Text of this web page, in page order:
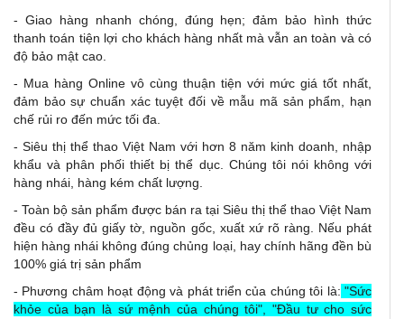
- Giao hàng nhanh chóng, đúng hẹn; đảm bảo hình thức
thanh toán tiện lợi cho khách hàng nhất mà vẫn an toàn và có
độ bảo mật cao.
- Mua hàng Online vô cùng thuận tiện với mức giá tốt nhất,
đảm bảo sự chuẩn xác tuyệt đối về mẫu mã sản phẩm, hạn
chế rủi ro đến mức tối đa.
- Siêu thị thể thao Việt Nam với hơn 8 năm kinh doanh, nhập
khẩu và phân phối thiết bị thể dục. Chúng tôi nói không với
hàng nhái, hàng kém chất lượng.
- Toàn bộ sản phẩm được bán ra tại Siêu thị thể thao Việt Nam
đều có đầy đủ giấy tờ, nguồn gốc, xuất xứ rõ ràng. Nếu phát
hiện hàng nhái không đúng chủng loại, hay chính hãng đền bù
100% giá trị sản phẩm
- Phương châm hoạt động và phát triển của chúng tôi là: "Sức
khỏe của bạn là sứ mệnh của chúng tôi", "Đầu tư cho sức